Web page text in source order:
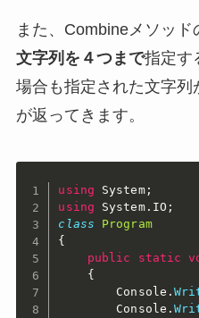
また、Combineメソッド
文字列を４つまで指定す
場合も指定された文字列
が返ってきます。
using System;
using System. IO ;
class
Program
{
public
static
{
        Console
.
        Console
.